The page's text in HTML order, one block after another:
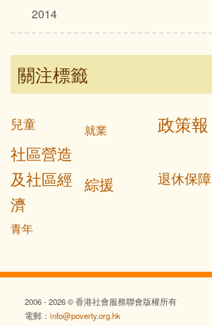
2014
關注標籤
兒童 就業 政策報
社區營造
及社區經
濟
綜援 退休保障
青年
2006 - 2026 © 香港社會服務聯會版權所有
電郵： info@poverty.org.hk